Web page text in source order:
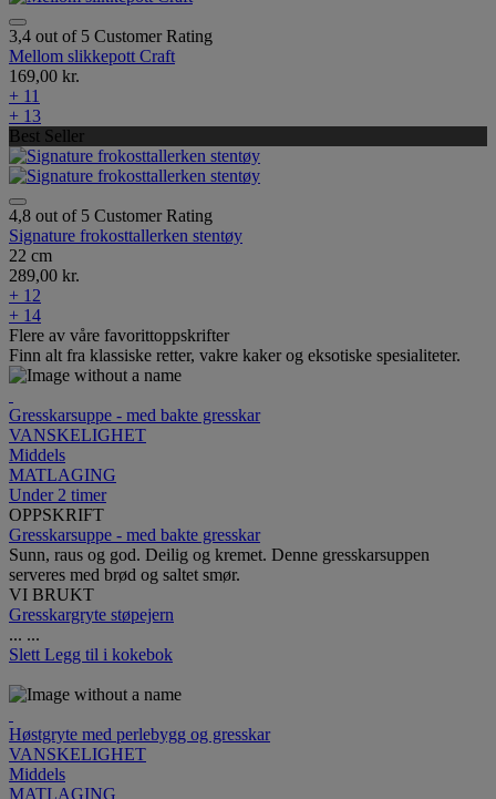
3,4 out of 5 Customer Rating
Mellom slikkepott Craft
169,00 kr.
+ 11
+ 13
Best Seller
4,8 out of 5 Customer Rating
Signature frokosttallerken stentøy
22 cm
289,00 kr.
+ 12
+ 14
Flere av våre favorittoppskrifter
Finn alt fra klassiske retter, vakre kaker og eksotiske spesialiteter.
Gresskarsuppe - med bakte gresskar
VANSKELIGHET
Middels
MATLAGING
Under 2 timer
OPPSKRIFT
Gresskarsuppe - med bakte gresskar
Sunn, raus og god. Deilig og kremet. Denne gresskarsuppen
serveres med brød og saltet smør.
VI BRUKT
Gresskargryte støpejern
... ...
Slett Legg til i kokebok
Høstgryte med perlebygg og gresskar
VANSKELIGHET
Middels
MATLAGING